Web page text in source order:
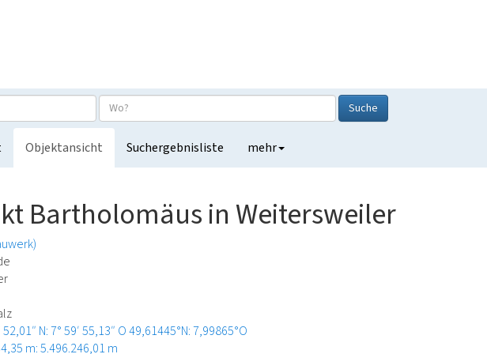
Suche
Objektansicht Suchergebnisliste mehr
Bartholomäus in Weitersweiler
52,01″ N: 7° 59′ 55,13″ O49,61445°N: 7,99865°O
m: 5.496.246,01 m